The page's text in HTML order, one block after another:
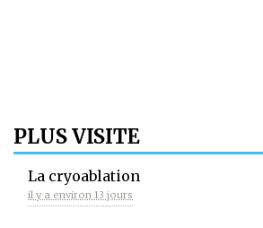
PLUS VISITE
La cryoablation
il y a environ 13 jours